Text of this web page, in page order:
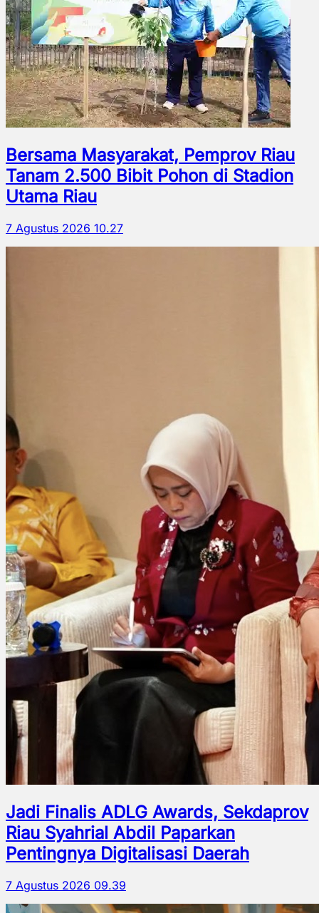
Bersama Masyarakat, Pemprov Riau
Tanam 2.500 Bibit Pohon di Stadion
Utama Riau
7 Agustus 2026 10.27
Jadi Finalis ADLG Awards, Sekdaprov
Riau Syahrial Abdil Paparkan
Pentingnya Digitalisasi Daerah
7 Agustus 2026 09.39